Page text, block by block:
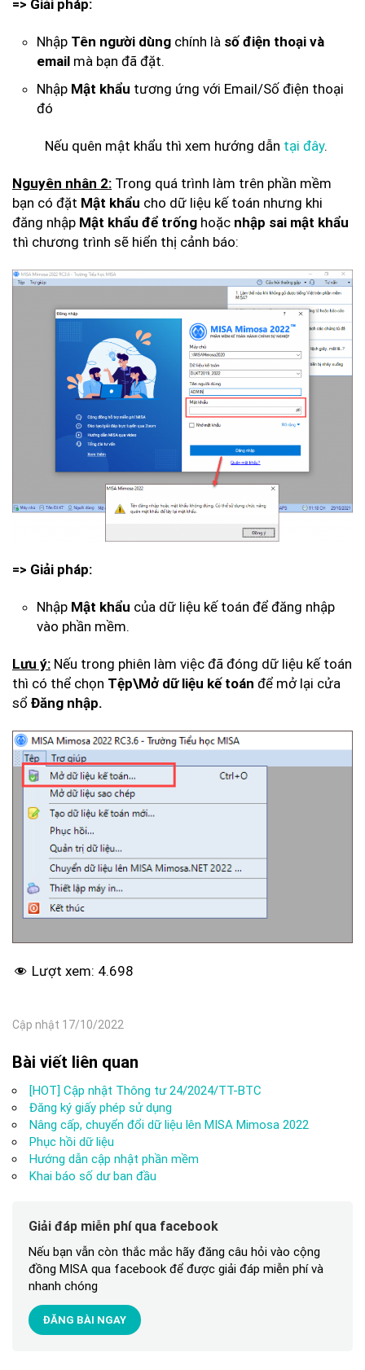
=> Giải pháp:
Nhập Tên người dùng chính là số điện thoại và
email mà bạn đã đặt.
Nhập Mật khẩu tương ứng với Email/Số điện thoại
đó
Nếu quên mật khẩu thì xem hướng dẫn tại đây.
Nguyên nhân 2: Trong quá trình làm trên phần mềm
bạn có đặt Mật khẩu cho dữ liệu kế toán nhưng khi
đăng nhập Mật khẩu để trống hoặc nhập sai mật khẩu
thì chương trình sẽ hiển thị cảnh báo:
=> Giải pháp:
Nhập Mật khẩu của dữ liệu kế toán để đăng nhập
vào phần mềm.
Lưu ý: Nếu trong phiên làm việc đã đóng dữ liệu kế toán
thì có thể chọn Tệp\Mở dữ liệu kế toán để mở lại cửa
sổ Đăng nhập.
Lượt xem: 4.698
Cập nhật 17/10/2022
Bài viết liên quan
[HOT] Cập nhật Thông tư 24/2024/TT-BTC
Đăng ký giấy phép sử dụng
Nâng cấp, chuyển đổi dữ liệu lên MISA Mimosa 2022
Phục hồi dữ liệu
Hướng dẫn cập nhật phần mềm
Khai báo số dư ban đầu
Giải đáp miễn phí qua facebook
Nếu bạn vẫn còn thắc mắc hãy đăng câu hỏi vào cộng
đồng MISA qua facebook để được giải đáp miễn phí và
nhanh chóng
ĐĂNG BÀI NGAY